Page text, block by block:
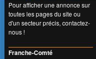
Pour afficher une annonce sur
toutes les pages du site ou
d'un secteur précis, contactez-
nous !
Franche-Comté